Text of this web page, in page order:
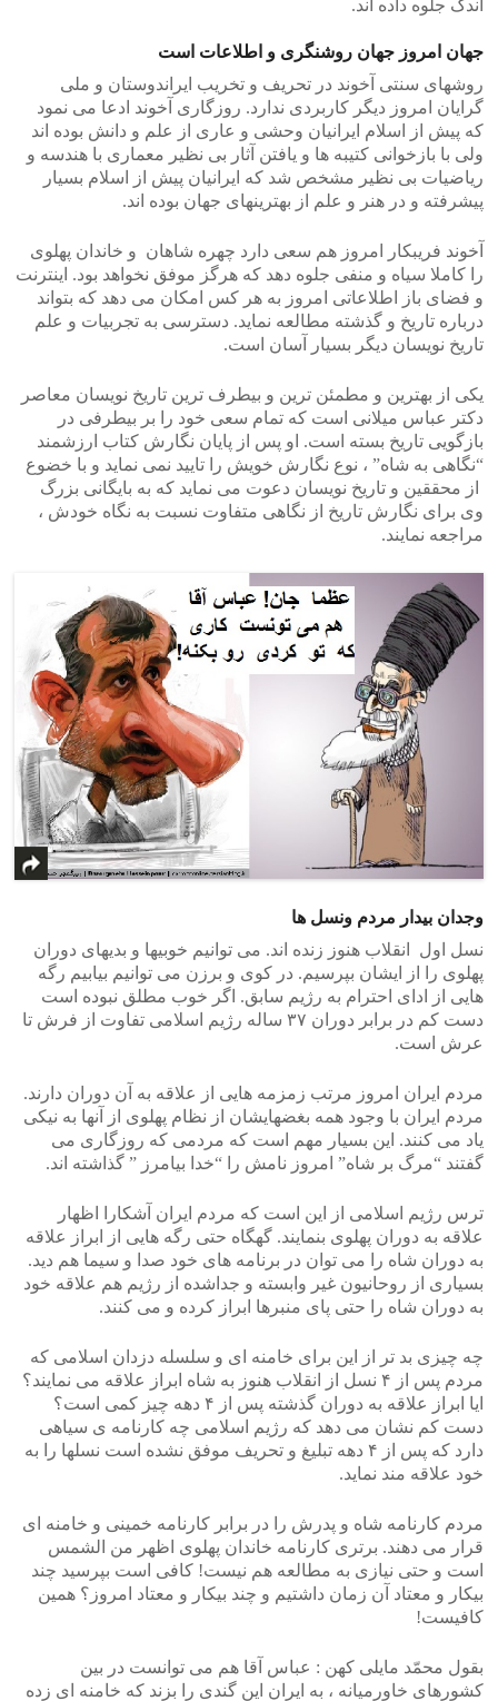
اندک جلوه داده اند.
جهان امروز جهان روشنگری و اطلاعات است
روشهای سنتی آخوند در تحریف و تخریب ایراندوستان و ملی
گرایان امروز دیگر کاربردی ندارد. روزگاری آخوند ادعا می نمود
که پیش از اسلام ایرانیان وحشی و عاری از علم و دانش بوده اند
ولی با بازخوانی کتیبه ها و یافتن آثار بی نظیر معماری با هندسه و
ریاضیات بی نظیر مشخص شد که ایرانیان پیش از اسلام بسیار
پیشرفته و در هنر و علم از بهترینهای جهان بوده اند.
آخوند فریبکار امروز هم سعی دارد چهره شاهان و خاندان پهلوی
را کاملا سیاه و منفی جلوه دهد که هرگز موفق نخواهد بود. اینترنت
و فضای باز اطلاعاتی امروز به هر کس امکان می دهد که بتواند
درباره تاریخ و گذشته مطالعه نماید. دسترسی به تجربیات و علم
تاریخ نویسان دیگر بسیار آسان است.
یکی از بهترین و مطمئن ترین و بیطرف ترین تاریخ نویسان معاصر
دکتر عباس میلانی است که تمام سعی خود را بر بیطرفی در
بازگویی تاریخ بسته است. او پس از پایان نگارش کتاب ارزشمند
“نگاهی به شاه” ، نوع نگارش خویش را تایید نمی نماید و با خضوع
از محققین و تاریخ نویسان دعوت می نماید که به بایگانی بزرگ
وی برای نگارش تاریخ از نگاهی متفاوت نسبت به نگاه خودش ،
مراجعه نمایند.
وجدان بیدار مردم ونسل ها
نسل اول انقلاب هنوز زنده اند. می توانیم خوبیها و بدیهای دوران
پهلوی را از ایشان بپرسیم. در کوی و برزن می توانیم بیابیم رگه
هایی از ادای احترام به رژیم سابق. اگر خوب مطلق نبوده است
دست کم در برابر دوران ۳۷ ساله رژیم اسلامی تفاوت از فرش تا
عرش است.
مردم ایران امروز مرتب زمزمه هایی از علاقه به آن دوران دارند.
مردم ایران با وجود همه بغضهایشان از نظام پهلوی از آنها به نیکی
یاد می کنند. این بسیار مهم است که مردمی که روزگاری می
گفتند “مرگ بر شاه” امروز نامش را “خدا بیامرز ” گذاشته اند.
ترس رژیم اسلامی از این است که مردم ایران آشکارا اظهار
علاقه به دوران پهلوی بنمایند. گهگاه حتی رگه هایی از ابراز علاقه
به دوران شاه را می توان در برنامه های خود صدا و سیما هم دید.
بسیاری از روحانیون غیر وابسته و جداشده از رژیم هم علاقه خود
به دوران شاه را حتی پای منبرها ابراز کرده و می کنند.
چه چیزی بد تر از این برای خامنه ای و سلسله دزدان اسلامی که
مردم پس از ۴ نسل از انقلاب هنوز به شاه ابراز علاقه می نمایند؟
ایا ابراز علاقه به دوران گذشته پس از ۴ دهه چیز کمی است؟
دست کم نشان می دهد که رژیم اسلامی چه کارنامه ی سیاهی
دارد که پس از ۴ دهه تبلیغ و تحریف موفق نشده است نسلها را به
خود علاقه مند نماید.
مردم کارنامه شاه و پدرش را در برابر کارنامه خمینی و خامنه ای
قرار می دهند. برتری کارنامه خاندان پهلوی اظهر من الشمس
است و حتی نیازی به مطالعه هم نیست! کافی است بپرسید چند
بیکار و معتاد آن زمان داشتیم و چند بیکار و معتاد امروز؟ همین
کافیست!
بقول محمّد مایلی کهن : عباس آقا هم می توانست در بین
کشورهای خاورمیانه ، به ایران این گندی را بزند که خامنه ای زده